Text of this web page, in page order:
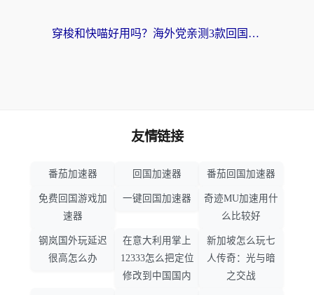
穿梭和快喵好用吗？海外党亲测3款回国加速器，附日本回国VPN避坑指南
友情链接
番茄加速器 回国加速器 番茄回国加速器
免费回国游戏加
速器
一键回国加速器
奇迹MU加速用什
么比较好
钢岚国外玩延迟
很高怎么办
在意大利用掌上
12333怎么把定位
修改到中国国内
新加坡怎么玩七
人传奇：光与暗
之交战